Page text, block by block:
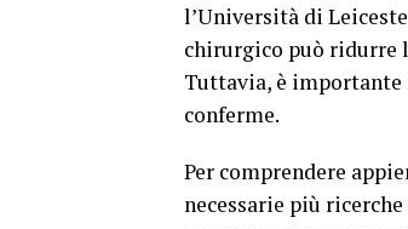
l’Università di
chirurgico può ridurre
Tuttavia, è importante
conferme.
Per comprendere
necessarie più